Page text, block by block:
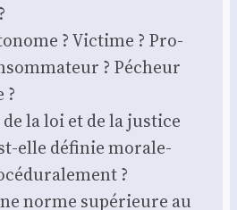
? Vic­time ? Pro­
? Pécheur
?
la loi et de la jus­tice
elle défi­nie mora­le­
?
norme supé­rieure au